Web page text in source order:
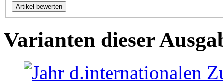
Varianten dieser